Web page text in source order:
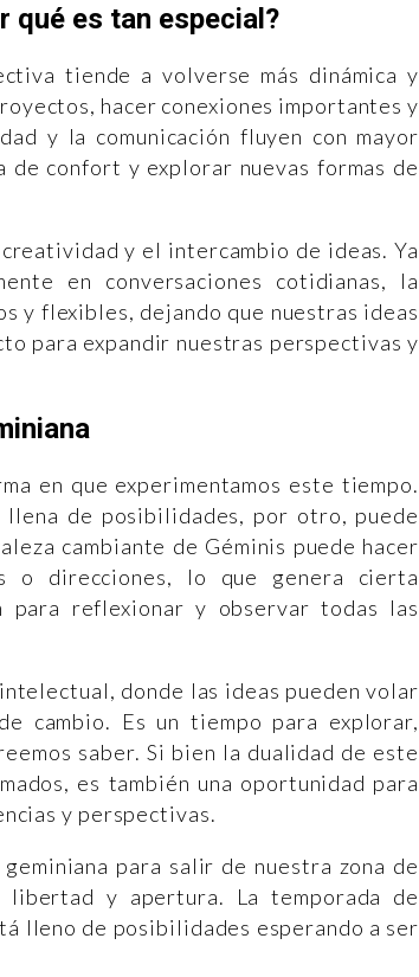
qué es tan especial?
tiende a volverse más dinámica y
hacer conexiones importantes y
y la comunicación fluyen con mayor
confort y explorar nuevas formas de
y el intercambio de ideas. Ya
en conversaciones cotidianas, la
y flexibles, dejando que nuestras ideas
para expandir nuestras perspectivas y
en que experimentamos este tiempo.
de posibilidades, por otro, puede
cambiante de Géminis puede hacer
o direcciones, lo que genera cierta
para reflexionar y observar todas las
donde las ideas pueden volar
cambio. Es un tiempo para explorar,
saber. Si bien la dualidad de este
es también una oportunidad para
y perspectivas.
para salir de nuestra zona de
libertad y apertura. La temporada de
lleno de posibilidades esperando a ser